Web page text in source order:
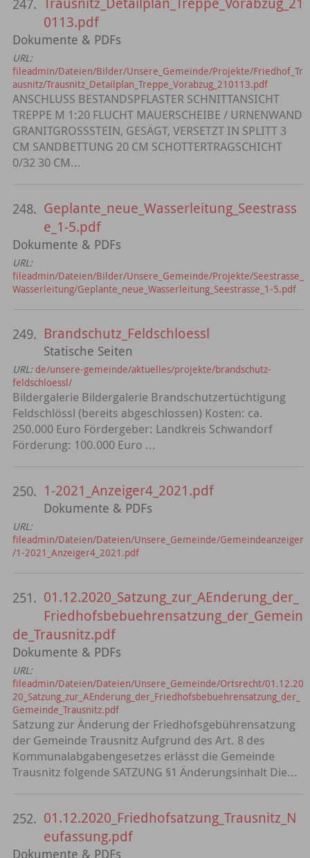
247.
0113.pdf
Dokumente & PDFs
URL:
fileadmin/Dateien/Bilder/Unsere_Gemeinde/Projekte/Friedhof_Tr
ausnitz/Trausnitz_Detailplan_Treppe_Vorabzug_210113.pdf
ANSCHLUSS BESTANDSPFLASTER SCHNITTANSICHT
TREPPE M 1:20 FLUCHT MAUERSCHEIBE / URNENWAND
GRANITGROSSSTEIN, GESÄGT, VERSETZT IN SPLITT 3
CM SANDBETTUNG 20 CM SCHOTTERTRAGSCHICHT
0/32 30 CM...
248. Geplante_neue_Wasserleitung_Seestrass
e_1-5.pdf
Dokumente & PDFs
URL:
fileadmin/Dateien/Bilder/Unsere_Gemeinde/Projekte/Seestrasse_
Wasserleitung/Geplante_neue_Wasserleitung_Seestrasse_1-5.pdf
249. Brandschutz_Feldschloessl
Statische Seiten
URL: de/unsere-gemeinde/aktuelles/projekte/brandschutz-
feldschloessl/
Bildergalerie Bildergalerie Brandschutzertüchtigung
Feldschlössl (bereits abgeschlossen) Kosten: ca.
250.000 Euro Fördergeber: Landkreis Schwandorf
Förderung: 100.000 Euro ...
250. 1-2021_Anzeiger4_2021.pdf
Dokumente & PDFs
URL:
fileadmin/Dateien/Dateien/Unsere_Gemeinde/Gemeindeanzeiger
/1-2021_Anzeiger4_2021.pdf
251. 01.12.2020_Satzung_zur_AEnderung_der_
Friedhofsbebuehrensatzung_der_Gemein
de_Trausnitz.pdf
Dokumente & PDFs
URL:
fileadmin/Dateien/Dateien/Unsere_Gemeinde/Ortsrecht/01.12.20
20_Satzung_zur_AEnderung_der_Friedhofsbebuehrensatzung_der_
Gemeinde_Trausnitz.pdf
Satzung zur Änderung der Friedhofsgebührensatzung
der Gemeinde Trausnitz Aufgrund des Art. 8 des
Kommunalabgabengesetzes erlässt die Gemeinde
Trausnitz folgende SATZUNG §1 Änderungsinhalt Die...
252. 01.12.2020_Friedhofsatzung_Trausnitz_N
eufassung.pdf
Dokumente & PDFs